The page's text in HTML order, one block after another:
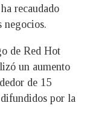
recaudado
negocios.
de Red Hot
un aumento
de 15
por la